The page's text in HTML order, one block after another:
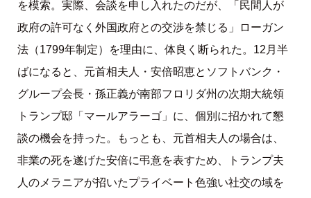
を模索。実際、会談を申し入れたのだが、「民間人が
政府の許可なく外国政府との交渉を禁じる」ローガン
法（1799年制定）を理由に、体良く断られた。12月半
ばになると、元首相夫人・安倍昭恵とソフトバンク・
グループ会長・孫正義が南部フロリダ州の次期大統領
トランプ邸「マールアラーゴ」に、個別に招かれて懇
談の機会を持った。もっとも、元首相夫人の場合は、
非業の死を遂げた安倍に弔意を表すため、トランプ夫
人のメラニアが招いたプライベート色強い社交の域を